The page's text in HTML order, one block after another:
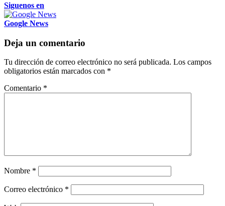
Siguenos en
Google News
Deja un comentario
Tu dirección de correo electrónico no será publicada. Los campos
obligatorios están marcados con *
Comentario *
Nombre *
Correo electrónico *